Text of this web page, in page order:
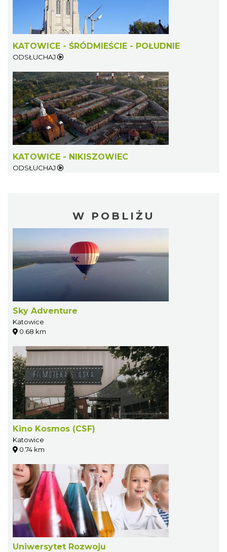
KATOWICE - ŚRÓDMIEŚCIE - POŁUDNIE
ODSŁUCHAJ
KATOWICE - NIKISZOWIEC
ODSŁUCHAJ
W POBLIŻU
Sky Adventure
Katowice
0.68 km
Kino Kosmos (CSF)
Katowice
0.74 km
Uniwersytet Rozwoju